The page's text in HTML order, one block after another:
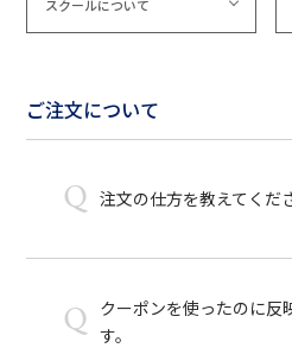
スクールについて
ご注文について
Q 注文の仕方を教えてくだ
Q クーポンを使ったのに反
す。